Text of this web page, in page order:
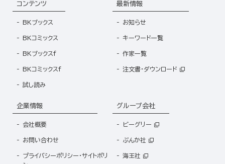
コンテンツ
BKブックス
BKコミックス
BKブックスf
BKコミックスf
試し読み
最新情報
お知らせ
キーワード一覧
作家一覧
注文書・ダウンロード
企業情報
会社概要
お問い合わせ
プライバシーポリシー・サイトポリ
グループ会社
ビーグリー
ぶんか社
海王社